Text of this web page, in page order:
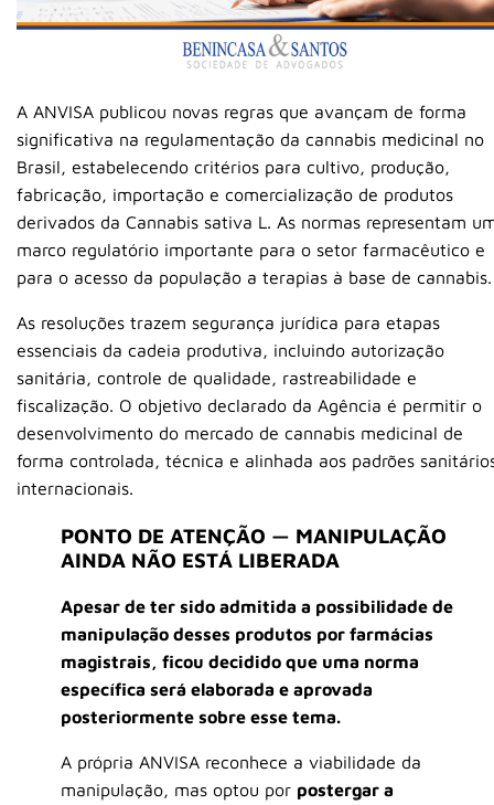
A ANVISA publicou novas regras que avançam de forma
significativa na regulamentação da cannabis medicinal no
Brasil, estabelecendo critérios para cultivo, produção,
fabricação, importação e comercialização de produtos
derivados da Cannabis sativa L. As normas representam
marco regulatório importante para o setor farmacêutico e
para o acesso da população a terapias à base de cannabis.
As resoluções trazem segurança jurídica para etapas
essenciais da cadeia produtiva, incluindo autorização
sanitária, controle de qualidade, rastreabilidade e
fiscalização. O objetivo declarado da Agência é permitir o
desenvolvimento do mercado de cannabis medicinal de
forma controlada, técnica e alinhada aos padrões
internacionais.
PONTO DE ATENÇÃO — MANIPULAÇÃO
AINDA NÃO ESTÁ LIBERADA
Apesar de ter sido admitida a possibilidade de
manipulação desses produtos por farmácias
magistrais, ficou decidido que uma norma
específica será elaborada e aprovada
posteriormente sobre esse tema.
A própria ANVISA reconhece a viabilidade da
manipulação, mas optou por postergar a